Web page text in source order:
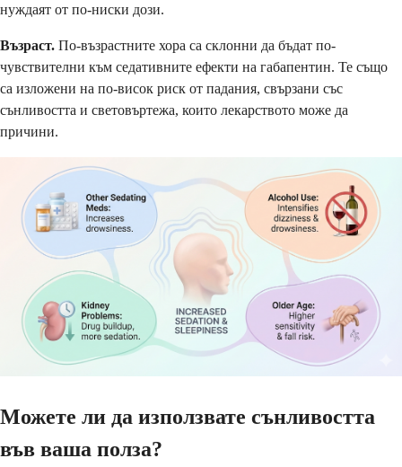
нуждаят от по-ниски дози.
Възраст. По-възрастните хора са склонни да бъдат по-
чувствителни към седативните ефекти на габапентин. Те също
са изложени на по-висок риск от падания, свързани със
сънливостта и световъртежа, които лекарството може да
причини.
Можете ли да използвате сънливостта
във ваша полза?